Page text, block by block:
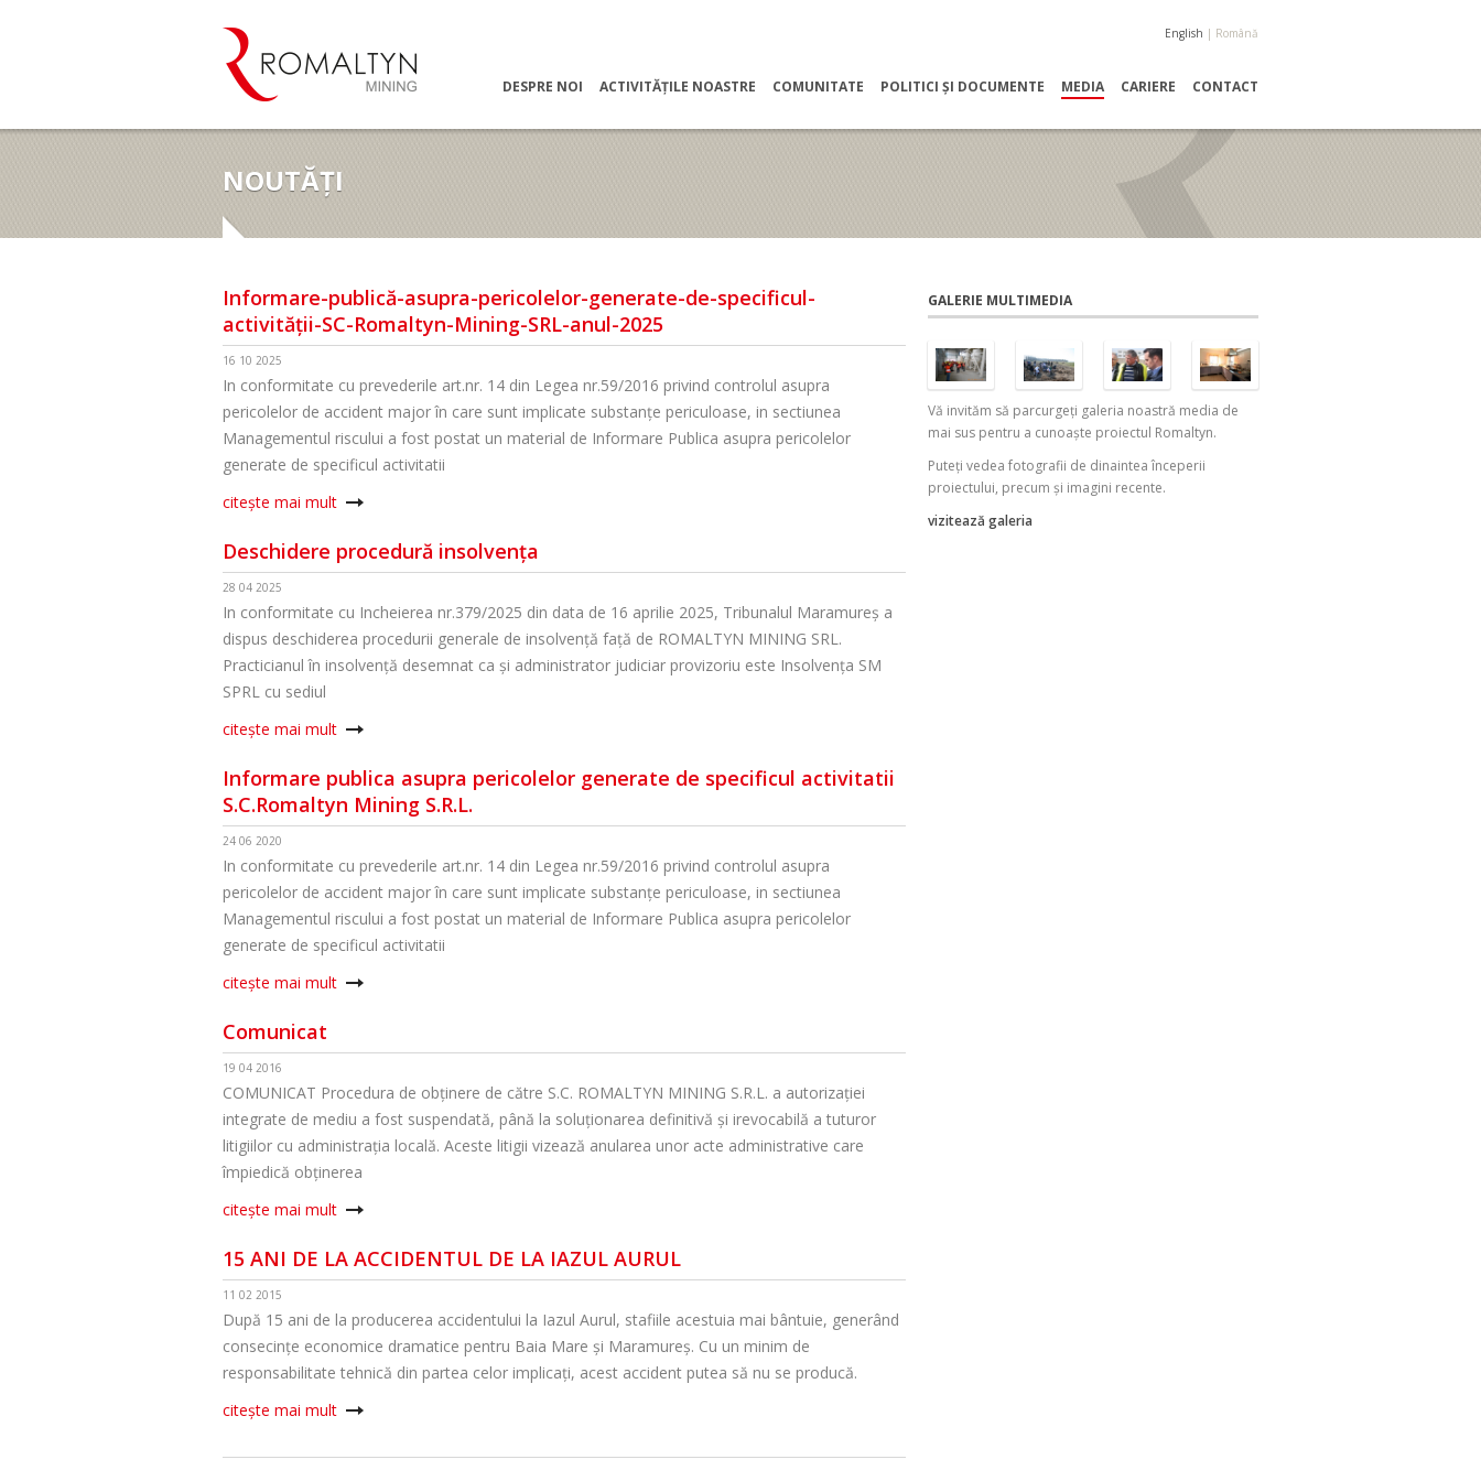
English | Română
DESPRE NOI ACTIVITĂȚILE NOASTRE COMUNITATE POLITICI ȘI DOCUMENTE MEDIA CARIERE CONTACT
NOUTĂȚI
Informare-publică-asupra-pericolelor-generate-de-specificul-
activității-SC-Romaltyn-Mining-SRL-anul-2025
16 10 2025
In conformitate cu prevederile art.nr. 14 din Legea nr.59/2016 privind controlul asupra
pericolelor de accident major în care sunt implicate substanţe periculoase, in sectiunea
Managementul riscului a fost postat un material de Informare Publica asupra pericolelor
generate de specificul activitatii
citește mai mult
Deschidere procedură insolvența
28 04 2025
In conformitate cu Incheierea nr.379/2025 din data de 16 aprilie 2025, Tribunalul Maramureș a
dispus deschiderea procedurii generale de insolvență față de ROMALTYN MINING SRL.
Practicianul în insolvență desemnat ca și administrator judiciar provizoriu este Insolvența SM
SPRL cu sediul
citește mai mult
Informare publica asupra pericolelor generate de specificul activitatii
S.C.Romaltyn Mining S.R.L.
24 06 2020
In conformitate cu prevederile art.nr. 14 din Legea nr.59/2016 privind controlul asupra
pericolelor de accident major în care sunt implicate substanţe periculoase, in sectiunea
Managementul riscului a fost postat un material de Informare Publica asupra pericolelor
generate de specificul activitatii
citește mai mult
Comunicat
19 04 2016
COMUNICAT Procedura de obținere de către S.C. ROMALTYN MINING S.R.L. a autorizației
integrate de mediu a fost suspendată, până la soluționarea definitivă și irevocabilă a tuturor
litigiilor cu administrația locală. Aceste litigii vizează anularea unor acte administrative care
împiedică obținerea
citește mai mult
15 ANI DE LA ACCIDENTUL DE LA IAZUL AURUL
11 02 2015
După 15 ani de la producerea accidentului la Iazul Aurul, stafiile acestuia mai bântuie, generând
consecinţe economice dramatice pentru Baia Mare şi Maramureş. Cu un minim de
responsabilitate tehnică din partea celor implicaţi, acest accident putea să nu se producă.
citește mai mult
GALERIE MULTIMEDIA
Vă invităm să parcurgeți galeria noastră media de
mai sus pentru a cunoaște proiectul Romaltyn.
Puteți vedea fotografii de dinaintea începerii
proiectului, precum și imagini recente.
vizitează galeria